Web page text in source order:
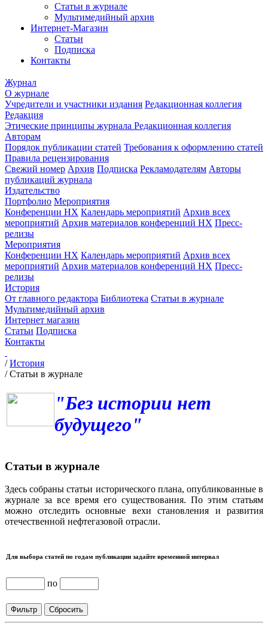
Статьи в журнале
Мультимедийный архив
Интернет-Магазин
Статьи
Подписка
Контакты
Журнал
О журнале
Учредители и участники издания Редакционная коллегия
Редакция
Этические принципы журнала Редакционная коллегия
Авторам
Порядок публикации статей Требования к оформлению статей
Правила рецензирования
Свежий номер Архив Подписка Рекламодателям Авторы
публикаций журнала
Издательство
Портфолио Мероприятия
Конференции НХ Календарь мероприятий Архив всех
мероприятий Архив материалов конференций НХ Пресс-
релизы
Мероприятия
Конференции НХ Календарь мероприятий Архив всех
мероприятий Архив материалов конференций НХ Пресс-
релизы
История
От главного редактора Библиотека Статьи в журнале
Мультимедийный архив
Интернет магазин
Статьи Подписка
Контакты
/История
/Статьи в журнале
"Без истории нет
будущего"
Статьи в журнале
Здесь собраны статьи исторического плана, опубликованные в
журнале за все время его существования. По этим статьям
можно отследить основные вехи становления и развития
отечественной нефтегазовой отрасли.
Для выбора статей по годам публикации задайте временной интервал
по